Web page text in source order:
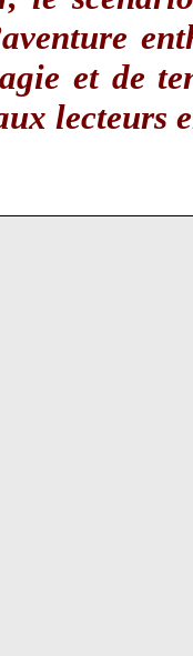
et de
lecteurs